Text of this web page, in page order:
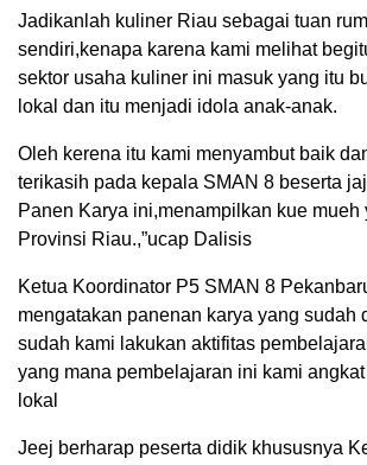
Jadikanlah kuliner Riau sebagai tuan
sendiri,kenapa karena kami melihat
sektor usaha kuliner ini masuk yang itu
lokal dan itu menjadi idola anak-anak.
Oleh kerena itu kami menyambut baik
terikasih pada kepala SMAN 8 beserta
Panen Karya ini,menampilkan kue mueh
Provinsi Riau.,”ucap Dalisis
Ketua Koordinator P5 SMAN 8
mengatakan panenan karya yang sudah
sudah kami lakukan aktifitas
yang mana pembelajaran ini kami
lokal
Jeej berharap peserta didik khususnya